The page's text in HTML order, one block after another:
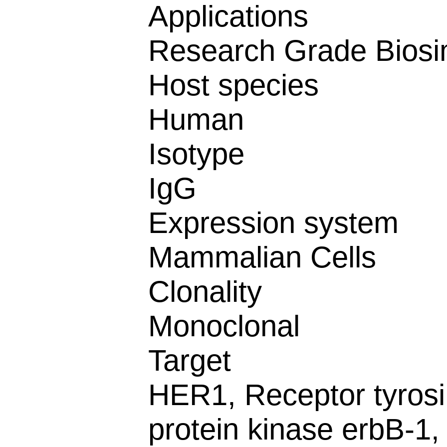
Applications
Research Grade
Host species
Human
Isotype
IgG
Expression system
Mammalian Cells
Clonality
Monoclonal
Target
HER1, Receptor
protein kinase erbB-1,